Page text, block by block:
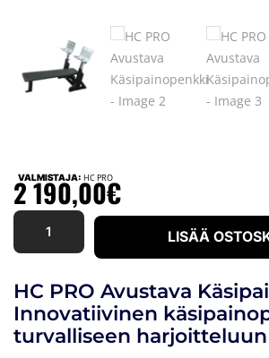
VALMISTAJA: HC PRO
2 190,00€
LISÄÄ
HC PRO Avustava
Innovatiivinen
turvalliseen harjoitteluun